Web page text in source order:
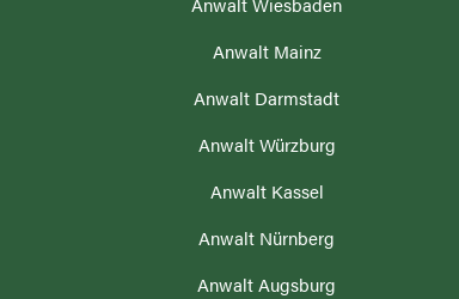
Anwalt Mainz
Anwalt Darmstadt
Anwalt Würzburg
Anwalt Kassel
Anwalt Nürnberg
Anwalt Augsburg